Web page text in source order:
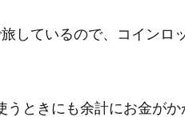
しているので、コインロ
ときにも余計にお金がか